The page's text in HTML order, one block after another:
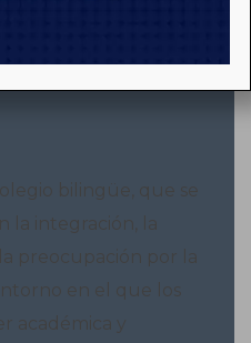
bilingüe, que se
la integración, la
preocupación por la
en el que los
académica y